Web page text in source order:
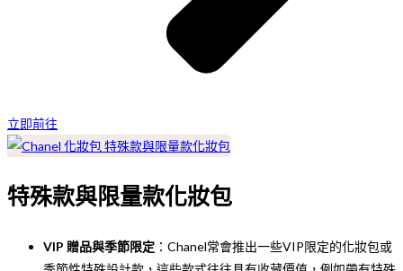
立即前往
特殊款與限量款化妝包
VIP 贈品與季節限定 ：Chanel常會推出一些VIP限定的化妝包或